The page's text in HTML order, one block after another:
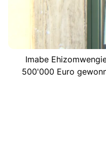
Imabe
500'000 Euro